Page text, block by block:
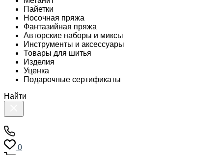
Пайетки
Носочная пряжа
Фантазийная пряжа
Авторские наборы и миксы
Инструменты и аксессуары
Товары для шитья
Изделия
Уценка
Подарочные сертификаты
Найти
0